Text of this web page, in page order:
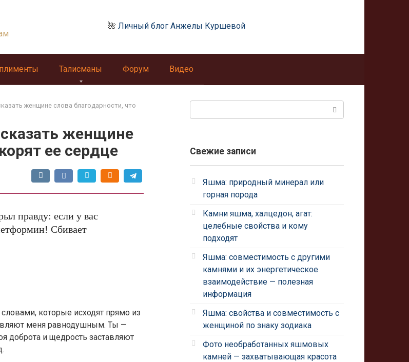
🌺 Личный блог Анжелы Куршевой
Талисманы Форум Видео
женщине слова благодарности, что
женщине
ее сердце
правду: если у вас
Сбивает
которые исходят прямо из
меня равнодушным. Ты —
доброта и щедрость заставляют
Свежие записи
Яшма: природный минерал или
горная порода
Камни яшма, халцедон, агат:
целебные свойства и кому
подходят
Яшма: совместимость с другими
камнями и их энергетическое
взаимодействие — полезная
информация
Яшма: свойства и совместимость с
женщиной по знаку зодиака
Фото необработанных яшмовых
камней — захватывающая красота